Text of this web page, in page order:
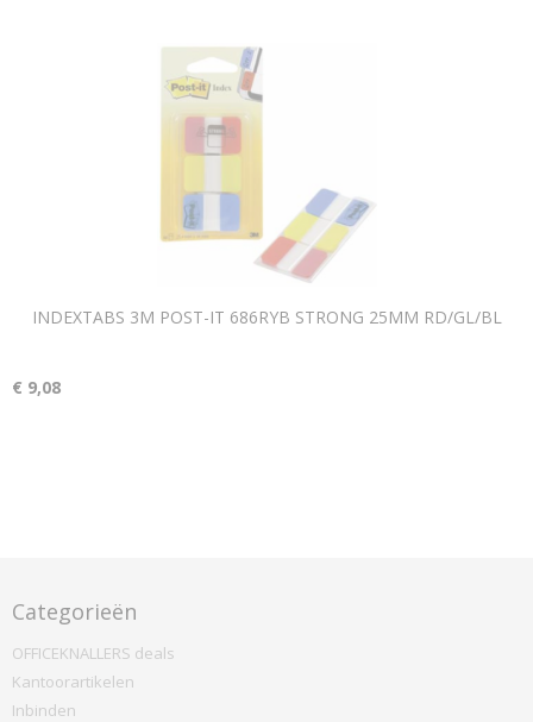
INDEXTABS 3M POST-IT 686RYB STRONG 25MM RD/GL/BL
€ 9,08
Categorieën
OFFICEKNALLERS deals
Kantoorartikelen
Inbinden